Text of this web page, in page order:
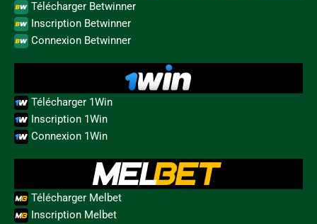
Télécharger Betwinner
Inscription Betwinner
Connexion Betwinner
Télécharger 1Win
Inscription 1Win
Connexion 1Win
Télécharger Melbet
Inscription Melbet